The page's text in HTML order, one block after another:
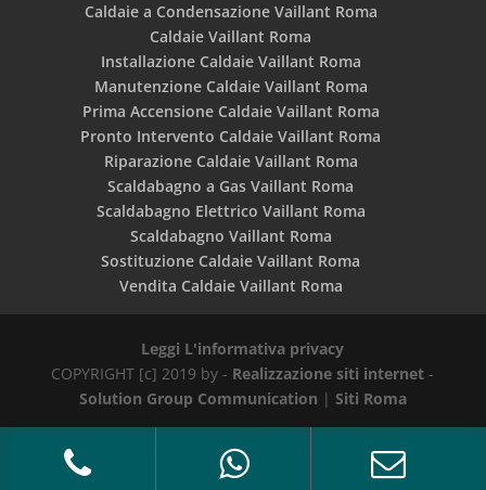
Caldaie a Condensazione Vaillant Roma
Caldaie Vaillant Roma
Installazione Caldaie Vaillant Roma
Manutenzione Caldaie Vaillant Roma
Prima Accensione Caldaie Vaillant Roma
Pronto Intervento Caldaie Vaillant Roma
Riparazione Caldaie Vaillant Roma
Scaldabagno a Gas Vaillant Roma
Scaldabagno Elettrico Vaillant Roma
Scaldabagno Vaillant Roma
Sostituzione Caldaie Vaillant Roma
Vendita Caldaie Vaillant Roma
Leggi L'informativa privacy
COPYRIGHT [c] 2019 by - Realizzazione siti internet -
Solution Group Communication | Siti Roma